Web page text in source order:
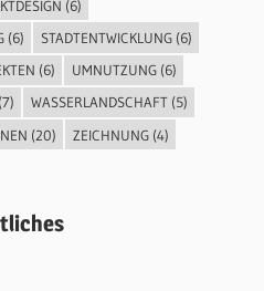
(6)
(6) STADTENTWICKLUNG(6)
(6) UMNUTZUNG(6)
WASSERLANDSCHAFT(5)
(20) ZEICHNUNG(4)